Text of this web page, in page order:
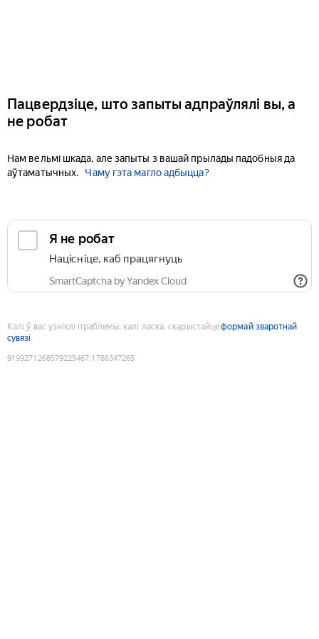
Пацвердзіце, што запыты адпраўлялі вы, а
не робат
Нам вельмі шкада, але запыты з вашай прылады падобныя да
аўтаматычных.
Чаму гэта магло адбыцца?
Я не робат
Націсніце, каб працягнуць
SmartCaptcha by Yandex Cloud
Калі ў вас узніклі праблемы, калі ласка, скарыстайцеформай зваротнай
сувязі
9199271268579225467:1786347265